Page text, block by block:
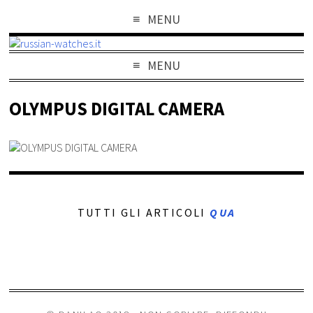
MENU
MENU
OLYMPUS DIGITAL CAMERA
TUTTI GLI ARTICOLI QUA